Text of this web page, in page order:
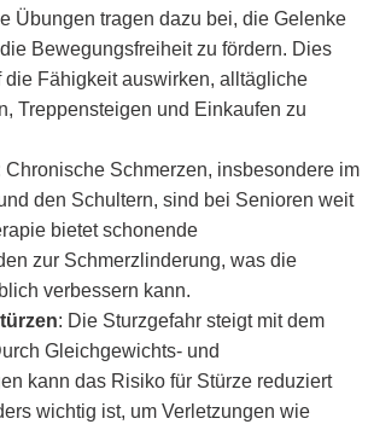
Übungen tragen dazu bei, die Gelenke
Bewegungsfreiheit zu fördern. Dies
die Fähigkeit auswirken, alltägliche
Treppensteigen und Einkaufen zu
Chronische Schmerzen, insbesondere im
den Schultern, sind bei Senioren weit
bietet schonende
zur Schmerzlinderung, was die
verbessern kann.
: Die Sturzgefahr steigt mit dem
Gleichgewichts- und
kann das Risiko für Stürze reduziert
wichtig ist, um Verletzungen wie